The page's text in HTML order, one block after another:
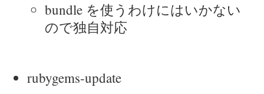
bundle を使うわけにはいかない
ので独自対応
rubygems-update